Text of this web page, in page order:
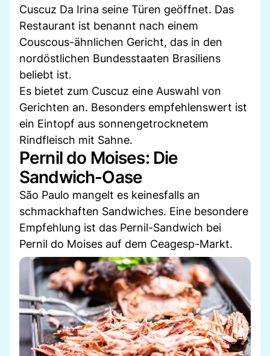
Cuscuz Da Irina seine Türen geöffnet. Das
Restaurant ist benannt nach einem
Couscous-ähnlichen Gericht, das in den
nordöstlichen Bundesstaaten Brasiliens
beliebt ist.
Es bietet zum Cuscuz eine Auswahl von
Gerichten an. Besonders empfehlenswert ist
ein Eintopf aus sonnengetrocknetem
Rindfleisch mit Sahne.
Pernil do Moises: Die
Sandwich-Oase
São Paulo mangelt es keinesfalls an
schmackhaften Sandwiches. Eine besondere
Empfehlung ist das Pernil-Sandwich bei
Pernil do Moises auf dem Ceagesp-Markt.